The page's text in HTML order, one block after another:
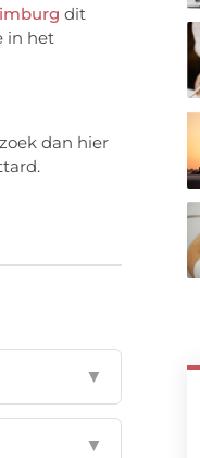
dit
in het
dan hier
▼
▼